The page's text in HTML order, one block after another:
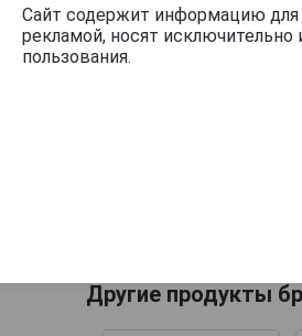
Другие продукты
Сайт содержит информацию для
рекламой, носят
пользования.